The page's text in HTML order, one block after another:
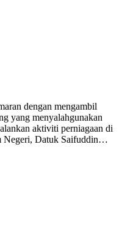
dengan mengambil
yang menyalahgunakan
aktiviti perniagaan di
Negeri, Datuk Saifuddin…